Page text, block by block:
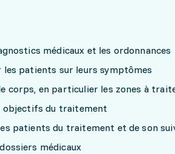
médicaux et les ordonnances
patients sur leurs symptômes
corps, en particulier les zones à
objectifs du traitement
patients du traitement et de son
médicaux